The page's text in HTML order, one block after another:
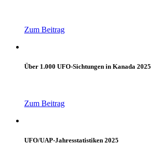
Zum Beitrag
Über 1.000 UFO-Sichtungen in Kanada 2025
Zum Beitrag
UFO/UAP-Jahresstatistiken 2025